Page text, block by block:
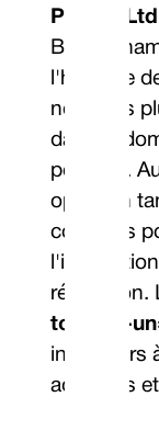
Pumps
l'héritage
noms les
dans le
pompes.
opère en
complets
réparation.
tout-en-un
ingénieurs
adaptées